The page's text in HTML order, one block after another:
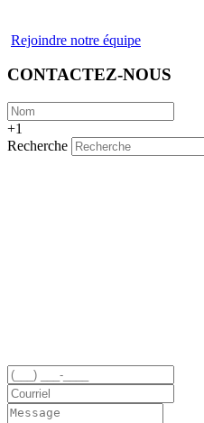
Rejoindre notre équipe
CONTACTEZ-NOUS
+1
Recherche